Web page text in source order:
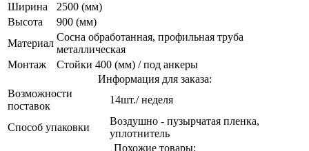
Ширина
2500 (мм)
Высота
900 (мм)
Материал
Сосна обработанная, профильная труба
металлическая
Монтаж
Стойки 400 (мм) / под анкеры
Информация для заказа:
Возможности
поставок
14шт./ неделя
Способ упаковки
Воздушно - пузырчатая пленка,
уплотнитель
Похожие товары: